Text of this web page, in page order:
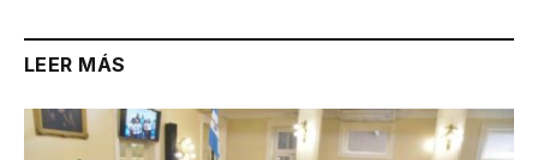
LEER MÁS